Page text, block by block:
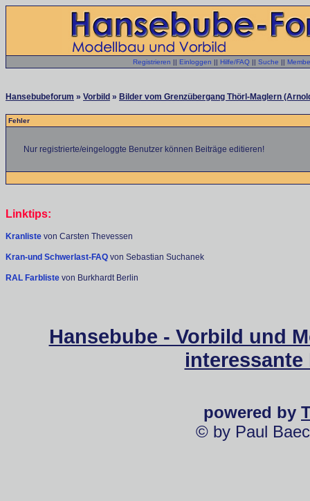
Registrieren || Einloggen || Hilfe/FAQ || Suche ||
Hansebubeforum » Vorbild » Bilder vom Grenzübergang Thörl-Maglern
Fehler
Nur registrierte/eingeloggte Benutzer können Beiträge editieren!
Linktips:
Kranliste von Carsten Thevessen
Kran-und Schwerlast-FAQ von Sebastian Suchanek
RAL Farbliste von Burkhardt Berlin
Hansebube - Vorbild und
powered by
© by Paul